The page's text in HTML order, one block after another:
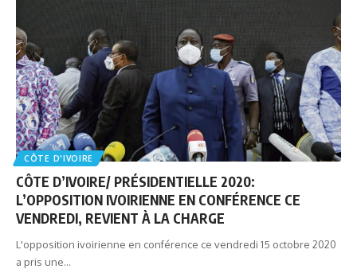
CÔTE D'IVOIRE
CÔTE D’IVOIRE/ PRÉSIDENTIELLE 2020:
L’OPPOSITION IVOIRIENNE EN CONFÉRENCE CE
VENDREDI, REVIENT À LA CHARGE
L'opposition ivoirienne en conférence ce vendredi 15 octobre 2020
a pris une…